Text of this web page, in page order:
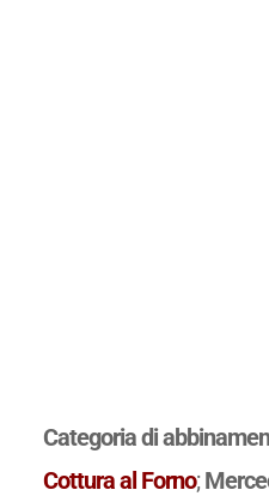
Categoria di
Cottura al Forno;